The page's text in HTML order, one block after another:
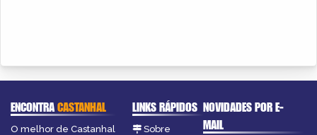
ENCONTRACASTANHAL
O melhor de Castanhal
LINKS RÁPIDOS
Sobre
NOVIDADES POR E-
MAIL